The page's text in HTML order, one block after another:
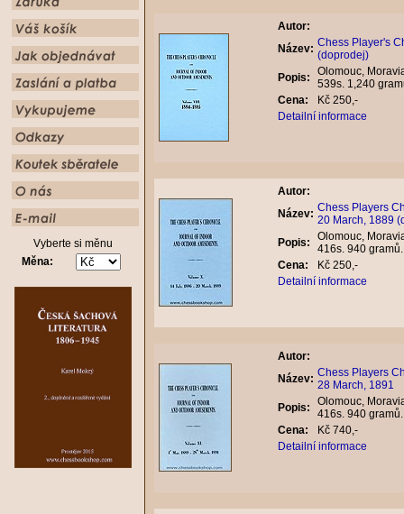
Vyberte si měnu
Měna:
Autor:
Název: Chess Player's
(doprodej)
Popis:
Olomouc,
539s. 1,240
Cena:
Kč 250,-
Detailní informace
Autor:
Název: Chess Players
20 March, 1889
Popis:
Olomouc,
416s. 940
Cena:
Kč 250,-
Detailní informace
Autor:
Název: Chess Players
28 March, 1891
Popis:
Olomouc,
416s. 940
Cena:
Kč 740,-
Detailní informace